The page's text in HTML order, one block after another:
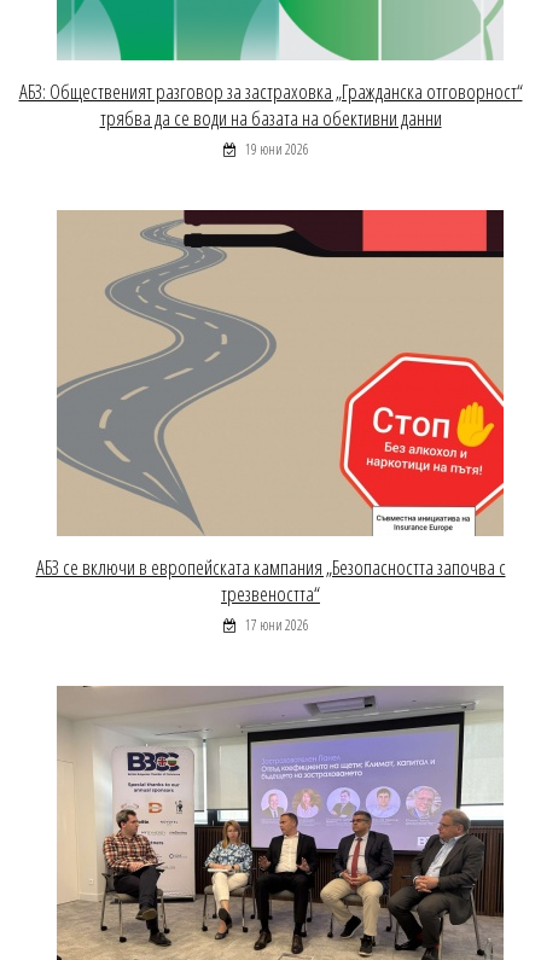
АБЗ: Общественият разговор за застраховка „Гражданска отговорност“
трябва да се води на базата на обективни данни
19 юни 2026
АБЗ се включи в европейската кампания „Безопасността започва с
трезвеността“
17 юни 2026